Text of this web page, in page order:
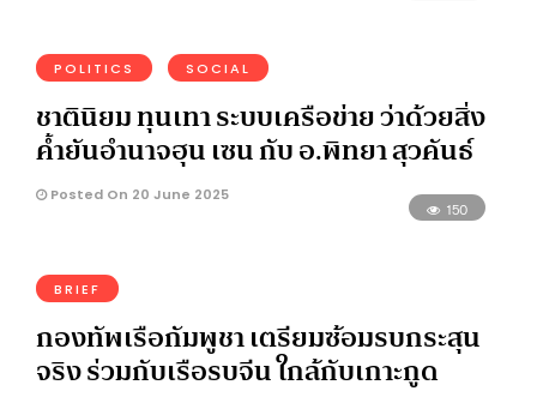
POLITICS SOCIAL
ชาตินิยม ทุนเทา ระบบเครือข่าย ว่าด้วยสิ่ง
ค้ำยันอำนาจฮุน เซน กับ อ.พิทยา สุวคันธ์
Posted On 20 June 2025
150
BRIEF
กองทัพเรือกัมพูชา เตรียมซ้อมรบกระสุน
จริง ร่วมกับเรือรบจีน ใกล้กับเกาะกูด